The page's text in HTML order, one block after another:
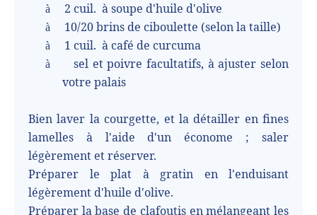
à 2 cuil. à soupe d'huile d'olive
à 10/20 brins de ciboulette (selon la taille)
à 1 cuil. à café de curcuma
à
sel et poivre facultatifs, à ajuster selon
votre palais
Bien laver la courgette, et la détailler en fines
lamelles à l'aide d'un économe ; saler
légèrement et réserver.
Préparer le plat à gratin en l'enduisant
légèrement d'huile d'olive.
Préparer la base de clafoutis en mélangeant les